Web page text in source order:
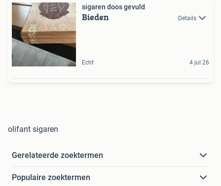
sigaren doos gevuld
Bieden Details
Echt 4 jul 26
olifant sigaren
Gerelateerde zoektermen
Populaire zoektermen